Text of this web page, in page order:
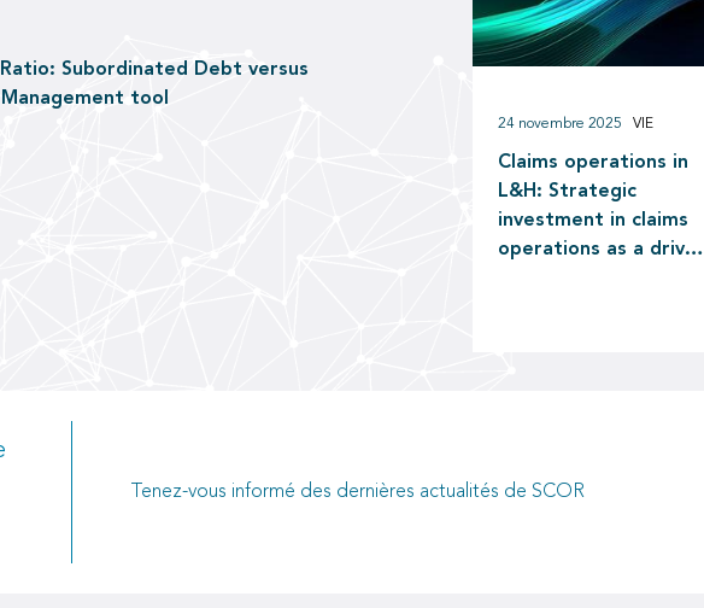
Subordinated Debt versus
tool
Claims operations in
L&H: Strategic
investment in claims
operations as a driver
24 novembre 2025 VIE
Tenez-vous informé des dernières actualités de SCOR